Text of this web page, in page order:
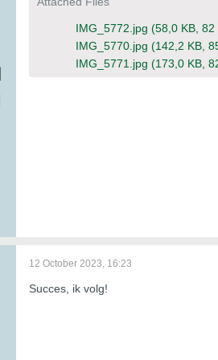
IMG_5772.jpg (58,0 KB, 82
IMG_5770.jpg (142,2 KB,
IMG_5771.jpg (173,0 KB,
12 October 2023, 16:23
Succes, ik volg!